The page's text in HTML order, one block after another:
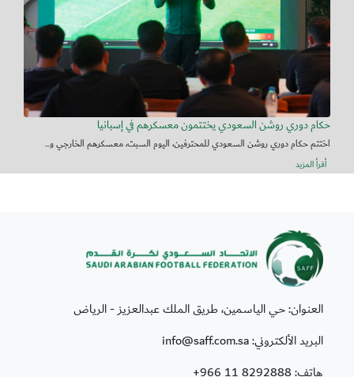
حكام دوري روشن السعودي يختتمون معسكرهم في إسبانيا
اختتم حكام دوري روشن السعودي للمحترفين، اليوم السبت، معسكرهم الخارجي و...
أقرأ المزيد
العنوان: حي الياسمين، طريق الملك عبدالعزيز - الرياض
البريد الألكتروني: info@saff.com.sa
هاتف:+966 11 8292888